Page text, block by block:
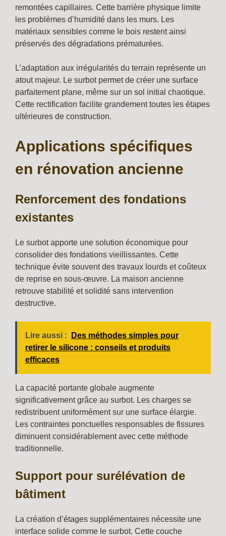
remontées capillaires. Cette barrière physique limite
les problèmes d’humidité dans les murs. Les
matériaux sensibles comme le bois restent ainsi
préservés des dégradations prématurées.
L’adaptation aux irrégularités du terrain représente un
atout majeur. Le surbot permet de créer une surface
parfaitement plane, même sur un sol initial chaotique.
Cette rectification facilite grandement toutes les étapes
ultérieures de construction.
Applications spécifiques
en rénovation ancienne
Renforcement des fondations
existantes
Le surbot apporte une solution économique pour
consolider des fondations vieillissantes. Cette
technique évite souvent des travaux lourds et coûteux
de reprise en sous-œuvre. La maison ancienne
retrouve stabilité et solidité sans intervention
destructive.
Lire aussi :
Des méthodes simples pour
retirer le silicone : conseils et produits
efficaces
La capacité portante globale augmente
significativement grâce au surbot. Les charges se
redistribuent uniformément sur une surface élargie.
Les contraintes ponctuelles responsables de fissures
diminuent considérablement avec cette méthode
traditionnelle.
Support pour surélévation de
bâtiment
La création d’étages supplémentaires nécessite une
interface solide comme le surbot. Cette couche